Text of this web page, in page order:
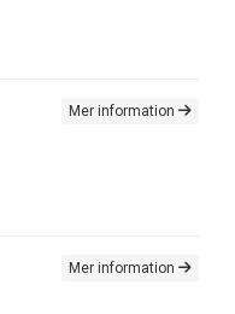
Mer information
Mer information